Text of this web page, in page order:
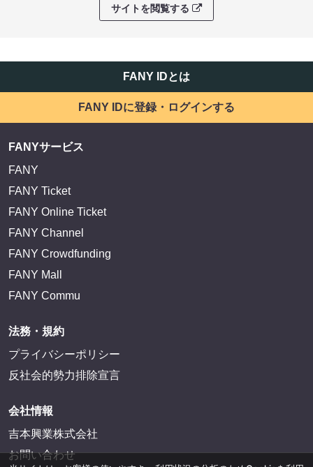
サイトを閲覧する
FANY IDとは
FANY IDに登録・ログインする
FANYサービス
FANY
FANY Ticket
FANY Online Ticket
FANY Channel
FANY Crowdfunding
FANY Mall
FANY Commu
法務・規約
プライバシーポリシー
反社会的勢力排除宣言
会社情報
吉本興業株式会社
お問い合わせ